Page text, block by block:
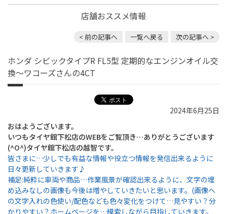
店舗おススメ情報
< 前の記事へ 一覧へ戻る 次の記事へ >
ホンダ シビックタイプR FL5型 定期的なエンジンオイル交
換〜ワコーズさんの4CT
2024年6月25日
おはようございます。
いつもタイヤ館下松店のWEBをご覧頂き…ありがとうございます
(^O^)タイヤ館下松店の越智です。
皆さまに…少しでも有益な情報や役立つ情報を発信出来るように
日々更新していきます♪
補足:純粋に車両や商品…作業風景が確認出来るように、文字の埋
め込みなしの画像も今後は増やしていきたいと思います。 (画像へ
の文字入れの色使い/配色なども色々変化をつけて…見やすい？分
かりやすい？ホームページを…模索しながら目指していきます。